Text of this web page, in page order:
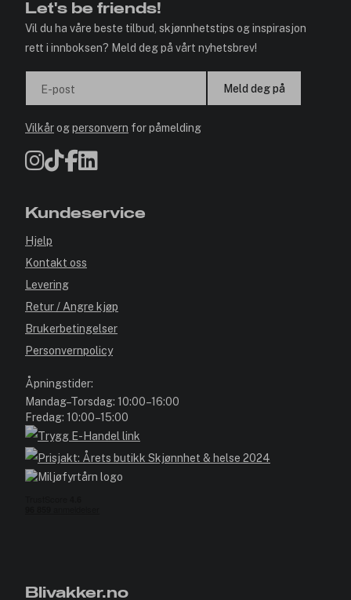
Let's be friends!
Vil du ha våre beste tilbud, skjønnhetstips og inspirasjon
rett i innboksen? Meld deg på vårt nyhetsbrev!
E-post Meld deg på
Vilkårogpersonvern for påmelding
Kundeservice
Hjelp
Kontakt oss
Levering
Retur / Angre kjøp
Brukerbetingelser
Personvernpolicy
Åpningstider:
Mandag–Torsdag: 10:00–16:00
Fredag: 10:00–15:00
Blivakker.no